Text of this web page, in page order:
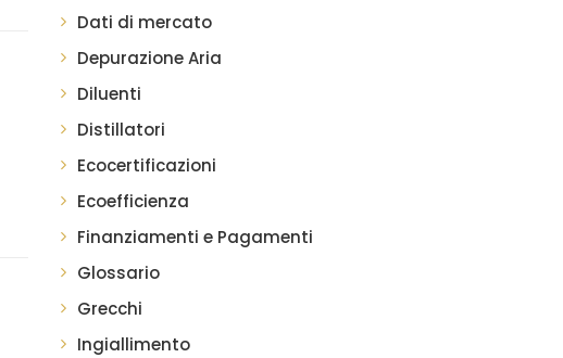
Dati di mercato
Depurazione Aria
Diluenti
Distillatori
Ecocertificazioni
Ecoefficienza
Finanziamenti e Pagamenti
Glossario
Grecchi
Ingiallimento